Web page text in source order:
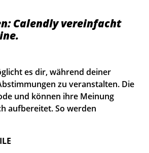
Calendly vereinfacht
es dir, während deiner
zu veranstalten. Die
und können ihre Meinung
aufbereitet. So werden